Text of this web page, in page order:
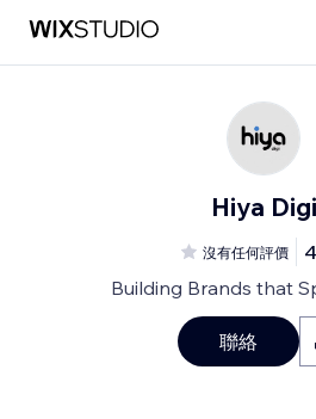
Hiya Digi
沒有任何評價 4
Building Brands that
聯絡